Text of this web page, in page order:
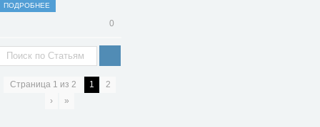
ПОДРОБНЕЕ
0
Страница 1 из 2 1
2
›
»